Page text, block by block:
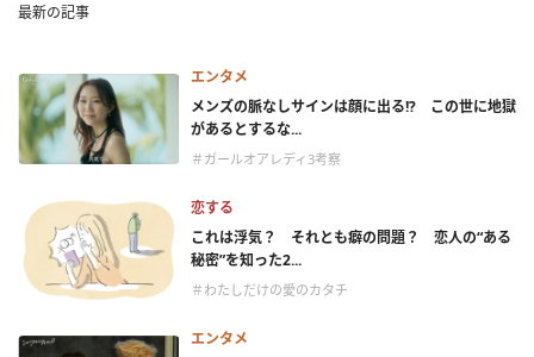
最新の記事
エンタメ
メンズの脈なしサインは顔に出る!? この世に地獄
があるとするな...
＃ガールオアレディ3考察
恋する
これは浮気？ それとも癖の問題？ 恋人の“ある
秘密”を知った2...
＃わたしだけの愛のカタチ
エンタメ